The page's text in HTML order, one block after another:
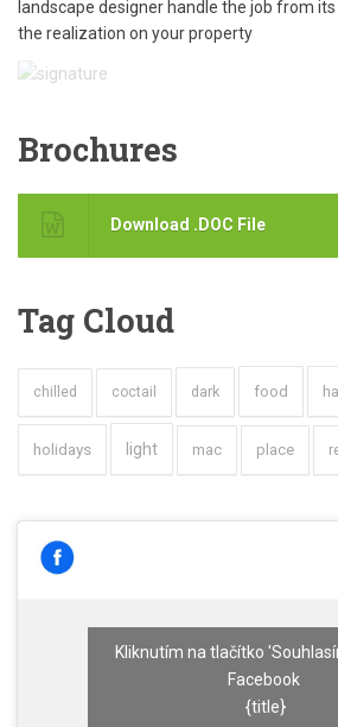
landscape designer handle the job from
the realization on your property
Brochures
Download .DOC File
Tag Cloud
chilled coctail dark food
holidays light mac place
Kliknutím na tlačítko
Facebook
{title}